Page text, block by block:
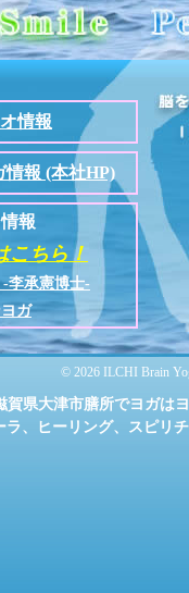
情報
報 (本社HP)
報
こちら！
-李承憲博士-
ガ
© 2026 ILCHI Brain
賀県大津市膳所でヨガは
ラ、ヒーリング、スピリ